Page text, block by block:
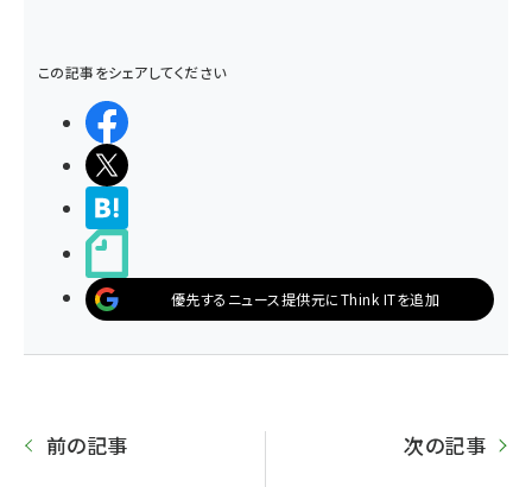
この記事をシェアしてください
優先するニュース提供元にThink ITを追加
前の記事 次の記事